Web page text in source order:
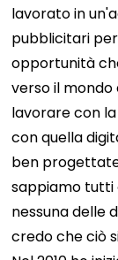
lavorato in
pubblicitari
opportunità
verso il
lavorare con
con quella
ben
sappiamo tutti
nessuna delle
credo che ciò